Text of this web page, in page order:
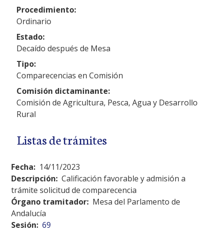
Procedimiento:
Ordinario
Estado:
Decaído después de Mesa
Tipo:
Comparecencias en Comisión
Comisión dictaminante:
Comisión de Agricultura, Pesca, Agua y Desarrollo
Rural
Listas de trámites
Fecha: 14/11/2023
Descripción: Calificación favorable y admisión a
trámite solicitud de comparecencia
Órgano tramitador: Mesa del Parlamento de
Andalucía
Sesión: 69